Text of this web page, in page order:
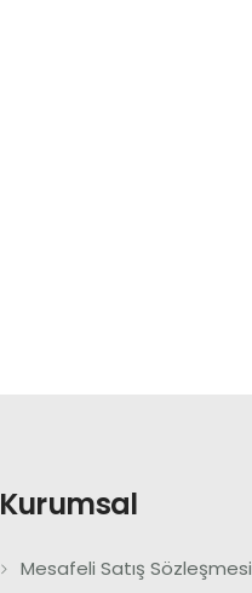
Kurumsal
Mesafeli Satış Sözleşmesi